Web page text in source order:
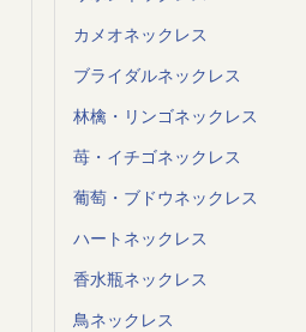
カメオネックレス
ブライダルネックレス
林檎・リンゴネックレス
苺・イチゴネックレス
葡萄・ブドウネックレス
ハートネックレス
香水瓶ネックレス
鳥ネックレス